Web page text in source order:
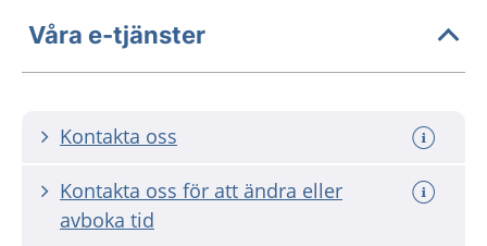
Våra e-tjänster
Kontakta oss
Kontakta oss för att ändra eller
avboka tid